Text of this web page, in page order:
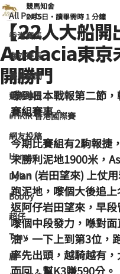
All Posts
香港賽馬
海外賽馬
賽馬新聞
競馬磚提
#HKIR 香港國際賽
網友投稿
Homan
Dylan
Bobby
超仔
Tony
鹿
【22人大船開
Audacia東京
開勝門
競馬知舍
2月5日
讀畢需時 1 分鐘
嚟到日本戰報第二節，
賽組賽事。
今期比賽組有2駒報捷
未勝利泥地1900米，
Man (岩田望來) 上仗
跑泥地，嚟個大後追
返阿仔岩田望來，早
嚟個中段發力，喺對
油，一下上到第3位，
率先出頭，越騎越有
而回，幫K3賺590分。